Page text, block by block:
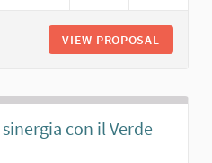
VIEW PROPOSAL
con il Verde